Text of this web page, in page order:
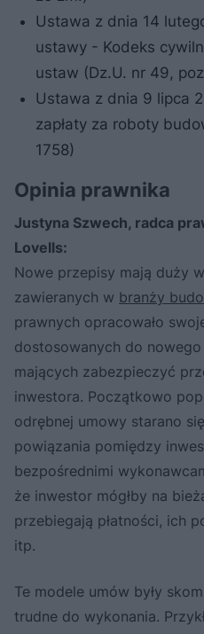
Ustawa z dnia 14
ustawy - Kodeks
ustaw (Dz.U. nr 49,
Ustawa z dnia 9 lipca
zapłaty za roboty
1758)
Opinia prawnika
Justyna Szwech, radca
Lovells:
Nowe przepisy mają duży
zawieranych w branży
prawnych opracowało
dostosowanych do
mających zabezpieczyć
inwestora. Początkowo
odrębnej umowy starano
powiązania pomiędzy
bezpośrednimi
że inwestor mógłby na
przebiegają płatności, ich
itp.
Te modele umów były
trudne do wykonania.